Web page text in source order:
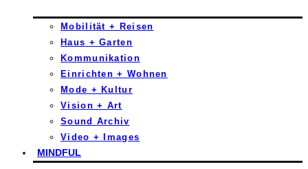
Mobilität + Reisen
Haus + Garten
Kommunikation
Einrichten + Wohnen
Mode + Kultur
Vision + Art
Sound Archiv
Video + Images
MINDFUL